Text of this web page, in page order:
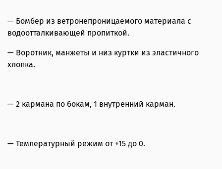
— Бомбер из ветронепроницаемого материала с
водоотталкивающей пропиткой.
— Воротник, манжеты и низ куртки из эластичного
хлопка.
— 2 кармана по бокам, 1 внутренний карман.
— Температурный режим от +15 до 0.